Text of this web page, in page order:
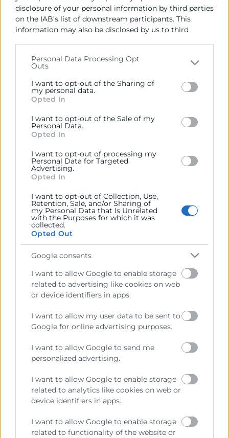
disclosure of your personal information by third parties
on the IAB’s list of downstream participants. This
information may also be disclosed by us to third
Please note that this website/app uses one or more
Google services and may gather and store information
including but not limited to your visit or usage
behaviour. You may click to grant or deny consent to
below specified purposes in below Google consent
section.
Personal Data Processing Opt
Outs
I want to opt-out of the Sharing of
my personal data.
Opted In
I want to opt-out of the Sale of my
Personal Data.
Opted In
I want to opt-out of processing my
Personal Data for Targeted
Advertising.
Opted In
I want to opt-out of Collection, Use,
Retention, Sale, and/or Sharing of
my Personal Data that Is Unrelated
with the Purposes for which it was
collected.
Opted Out
Google consents
I want to allow Google to enable storage
related to advertising like cookies on web
or device identifiers in apps.
I want to allow my user data to be sent to
Google for online advertising purposes.
I want to allow Google to send me
personalized advertising.
I want to allow Google to enable storage
related to analytics like cookies on web or
device identifiers in apps.
I want to allow Google to enable storage
related to functionality of the website or
Cámara València es una corporación de derecho público,
colaboradora de las Administraciones Públicas, dedicada a:
Prestar servicios a las empresas.
Representar, promocionar y defender los intereses
generales del comercio, la industria y la navegación.
previstas en la Ley, o que puedan encomendar y
delegar las Administraciones Públicas.
Contacto
Recursos
Sobre la Cámara
Perfil del contratante
Transparencia
Enlaces de Interés
Canal de Denuncia